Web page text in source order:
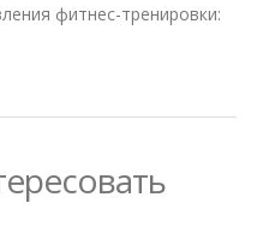
фитнес-тренировки: